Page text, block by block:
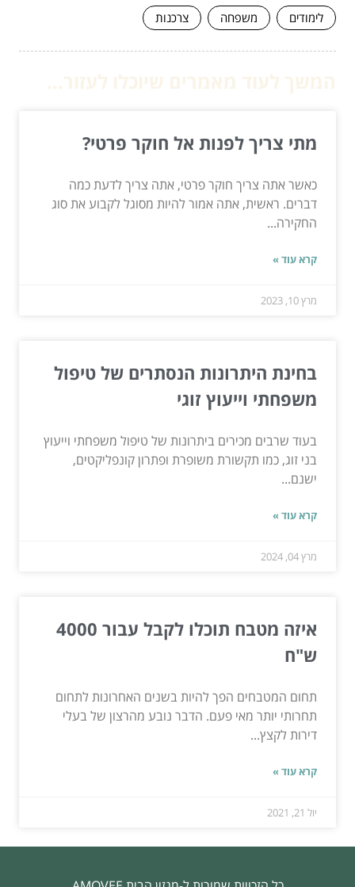
לימודים
משפחה צרכנות
מתי צריך לפנות אל חוקר פרטי?
כאשר אתה צריך חוקר פרטי, אתה צריך לדעת כמה
דברים. ראשית, אתה אמור להיות מסוגל לקבוע את סוג
החקירה...
קרא עוד »
מרץ 10, 2023
בחינת היתרונות הנסתרים של טיפול
משפחתי וייעוץ זוגי
בעוד שרבים מכירים ביתרונות של טיפול משפחתי וייעוץ
בני זוג, כמו תקשורת משופרת ופתרון קונפליקטים,
ישנם...
קרא עוד »
מרץ 04, 2024
איזה מטבח תוכלו לקבל עבור 4000
ש"ח
תחום המטבחים הפך להיות בשנים האחרונות לתחום
תחרותי יותר מאי פעם. הדבר נובע מהרצון של בעלי
דירות לקצץ...
קרא עוד »
יול 21, 2021